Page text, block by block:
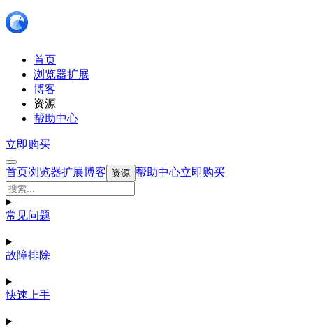
首页
浏览器扩展
博客
资源
帮助中心
立即购买
首页浏览器扩展博客 资源 帮助中心立即购买
常见问题
故障排除
快速上手